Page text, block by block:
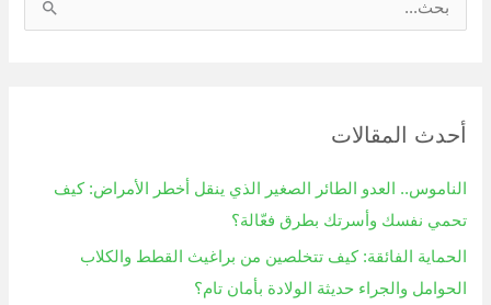
ثأحدث المقالات
الناموس.. العدو الطائر الصغير الذي ينقل أخطر الأمراض: كيف
تحمي نفسك وأسرتك بطرق فعّالة؟
الحماية الفائقة: كيف تتخلصين من براغيث القطط والكلاب
الحوامل والجراء حديثة الولادة بأمان تام؟